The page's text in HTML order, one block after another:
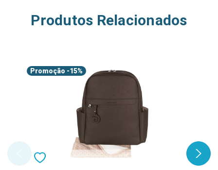
Produtos Relacionados
Promoção -15%